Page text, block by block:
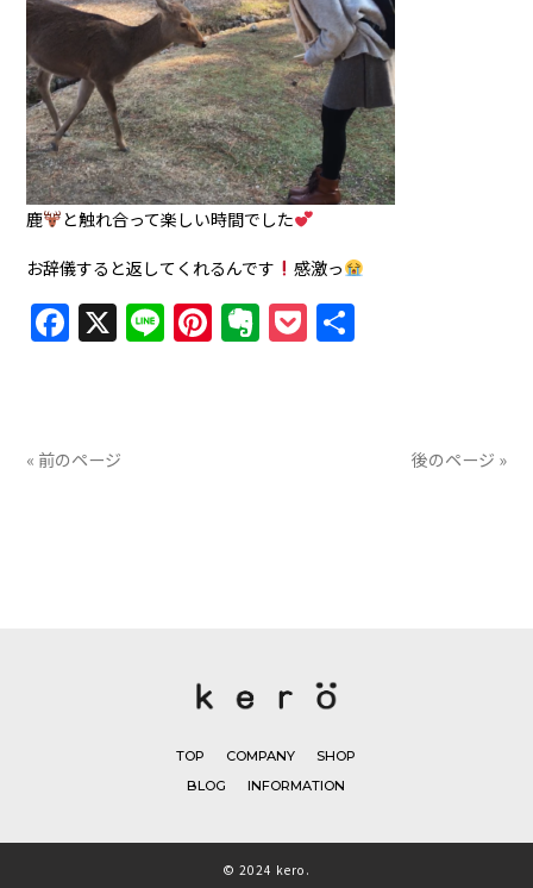
鹿 と触れ合って楽しい時間でした
お辞儀すると返してくれるんです 感激っ
Facebook
X LinePinterest
Evernote
Pocket
« 前のページ 後のページ »
TOP COMPANY
SHOP
BLOG
INFORMATION
© 2024 kero.